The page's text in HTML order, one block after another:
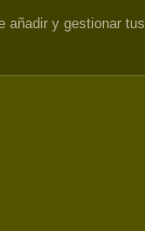
añadir y gestionar tus